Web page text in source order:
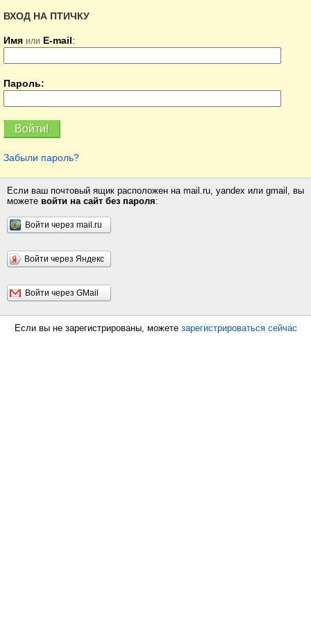
ВХОД НА ПТИЧКУ
Имя или E-mail:
Пароль:
Забыли пароль?
Если ваш почтовый ящик расположен на mail.ru, yandex или gmail, вы
можете войти на сайт без пароля:
Войти через mail.ru
Войти через Яндекс
Войти через GMail
Если вы не зарегистрированы, можете зарегистрироваться сейчас